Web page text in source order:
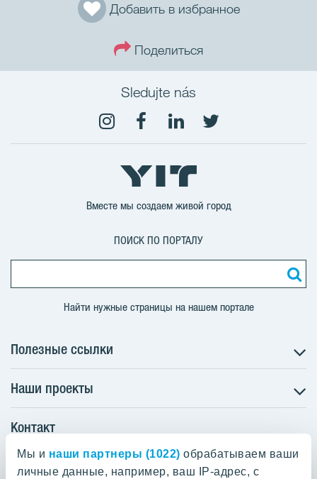
Мы и наши партнеры (1022) обрабатываем ваши
личные данные, например, ваш IP-адрес, с
Добавить в избранное
Поделиться
Sledujte nás
Вместе мы создаем живой город
ПОИСК ПО ПОРТАЛУ
Найти нужные страницы на нашем портале
Полезные ссылки
O nás
Prečo bývať s nami
Udržateľnosť máme v DNA
Starostlivosť o zákazníkov
Наши проекты
Družstevné bývanie
NUPPU
ZWIRN
Контакт
Svätoplukova II. 18892/2A
Bratislava - mestská časť Ružinov 821 08